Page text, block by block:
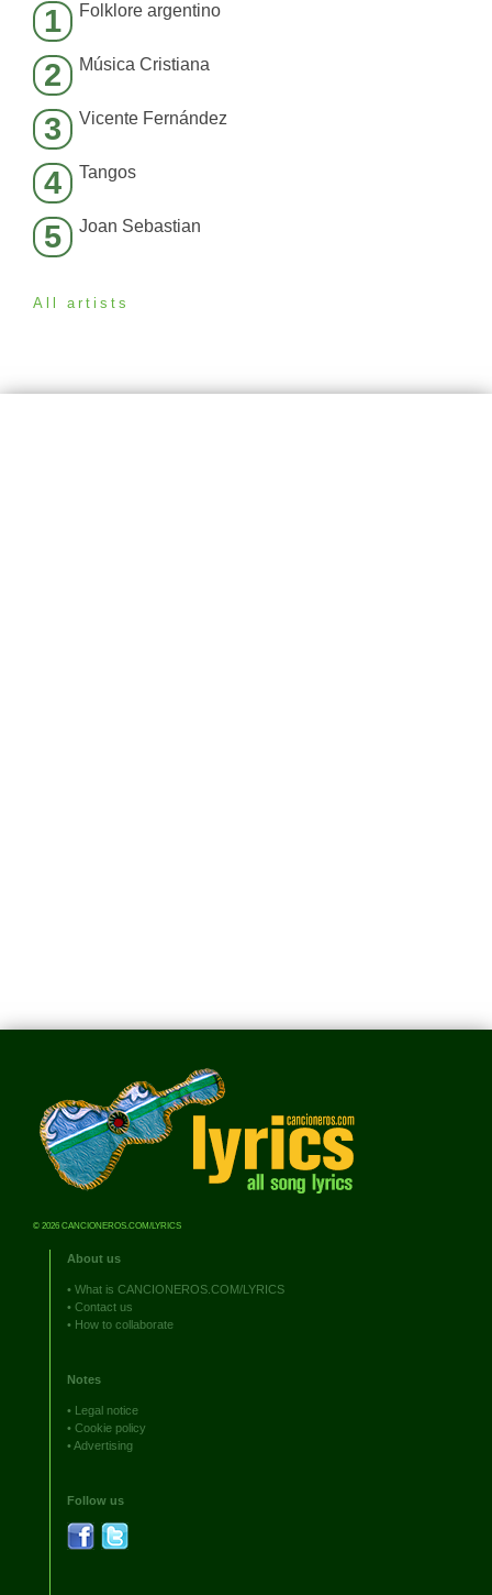
1 Folklore argentino
2 Música Cristiana
3 Vicente Fernández
4 Tangos
5 Joan Sebastian
All artists
© 2026 CANCIONEROS.COM/LYRICS
About us
• What is CANCIONEROS.COM/LYRICS
• Contact us
• How to collaborate
Notes
•
Legal notice
• Cookie policy
•Advertising
Follow us